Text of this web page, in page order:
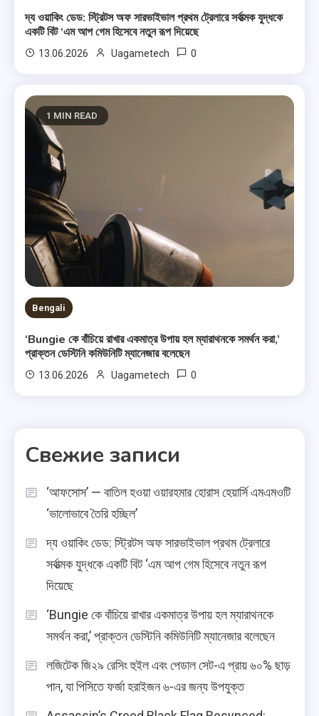
দ্য ওয়াকিং ডেড: স্ট্রিটস অফ সারভাইভাল প্রথম ট্রেলারে সর্বাত্মক যুদ্ধকে
একটি বিট ‘এম আপ গেম হিসেবে নতুন রূপ দিয়েছে
13.06.2026 Uagametech 0
1 MIN READ
Bengali
‘Bungie কে বাঁচিয়ে রাখার একমাত্র উপায় হল ম্যারাথনকে সমর্থন করা,’
প্রাক্তন ডেস্টিনি কমিউনিটি ম্যানেজার বলেছেন
13.06.2026 Uagametech 0
Свежие записи
‘আফসোস’ — বাতিল হওয়া ওয়ারহমার হোরাস হেয়ার্সি এমএমওটি
‘ভালোভাবে তৈরি হচ্ছিল’
দ্য ওয়াকিং ডেড: স্ট্রিটস অফ সারভাইভাল প্রথম ট্রেলারে
সর্বাত্মক যুদ্ধকে একটি বিট ‘এম আপ গেম হিসেবে নতুন রূপ
দিয়েছে
‘Bungie কে বাঁচিয়ে রাখার একমাত্র উপায় হল ম্যারাথনকে
সমর্থন করা,’ প্রাক্তন ডেস্টিনি কমিউনিটি ম্যানেজার বলেছেন
লজিটেক জি২৯ রেসিং হুইল এবং পেডাল সেট-এ প্রায় ৬০% ছাড়
পান, যা পিসিতে ফর্জা হরাইজন ৬-এর জন্য উপযুক্ত